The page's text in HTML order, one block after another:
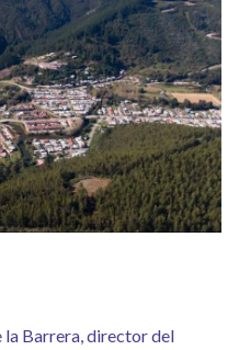
la Barrera, director del